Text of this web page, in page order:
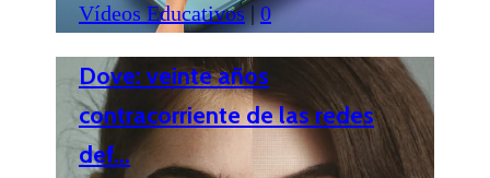
Vídeos Educativos|0
Dove: veinte años
contracorriente de las redes
def...